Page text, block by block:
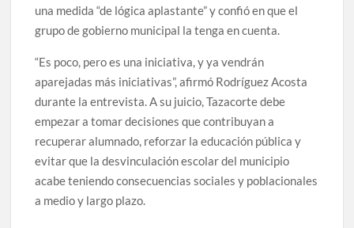
una medida “de lógica aplastante” y confió en que el
grupo de gobierno municipal la tenga en cuenta.
“Es poco, pero es una iniciativa, y ya vendrán
aparejadas más iniciativas”, afirmó Rodríguez Acosta
durante la entrevista. A su juicio, Tazacorte debe
empezar a tomar decisiones que contribuyan a
recuperar alumnado, reforzar la educación pública y
evitar que la desvinculación escolar del municipio
acabe teniendo consecuencias sociales y poblacionales
a medio y largo plazo.